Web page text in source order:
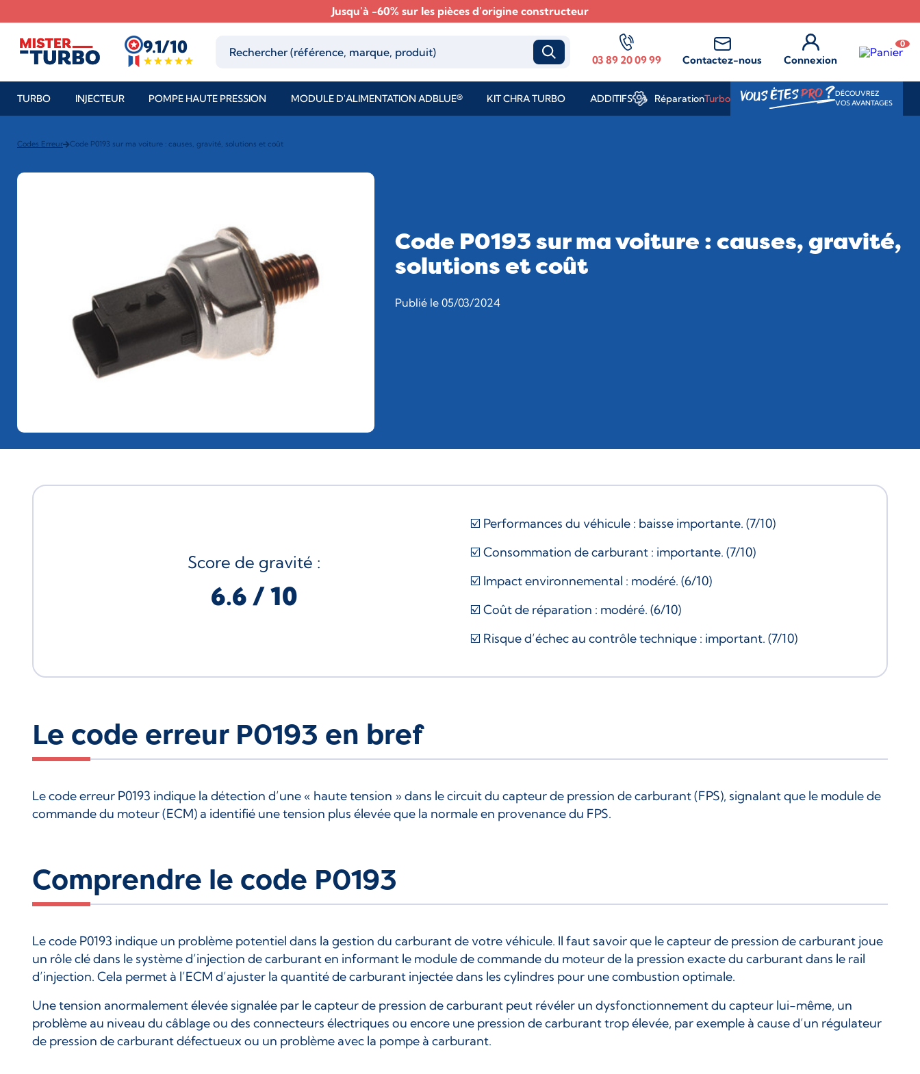
Jusqu'à -60% sur les pièces d'origine constructeur
9.1/10
03 89 20 09 99 Contactez-nous Connexion
0
TURBO INJECTEUR POMPE HAUTE PRESSION MODULE D'ALIMENTATION ADBLUE® KIT CHRA TURBO ADDITIFS RéparationTurbo VOUS ÊTESPRO?DÉCOUVREZ
VOS AVANTAGES
Codes Erreur Code P0193 sur ma voiture : causes, gravité, solutions et coût
Code P0193 sur ma voiture : causes, gravité,
solutions et coût
Publié le 05/03/2024
Score de gravité :
6.6 / 10
☑️ Performances du véhicule : baisse importante. (7/10)
☑️ Consommation de carburant : importante. (7/10)
☑️ Impact environnemental : modéré. (6/10)
☑️ Coût de réparation : modéré. (6/10)
☑️ Risque d’échec au contrôle technique : important. (7/10)
Le code erreur P0193 en bref
Le code erreur P0193 indique la détection d’une « haute tension » dans le circuit du capteur de pression de carburant (FPS), signalant que le module de
commande du moteur (ECM) a identifié une tension plus élevée que la normale en provenance du FPS.
Comprendre le code P0193
Le code P0193 indique un problème potentiel dans la gestion du carburant de votre véhicule. Il faut savoir que le capteur de pression de carburant joue
un rôle clé dans le système d’injection de carburant en informant le module de commande du moteur de la pression exacte du carburant dans le rail
d’injection. Cela permet à l’ECM d’ajuster la quantité de carburant injectée dans les cylindres pour une combustion optimale.
Une tension anormalement élevée signalée par le capteur de pression de carburant peut révéler un dysfonctionnement du capteur lui-même, un
problème au niveau du câblage ou des connecteurs électriques ou encore une pression de carburant trop élevée, par exemple à cause d’un régulateur
de pression de carburant défectueux ou un problème avec la pompe à carburant.